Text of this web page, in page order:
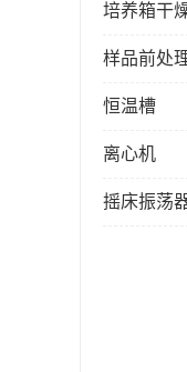
培养箱干
样品前处
恒温槽
离心机
摇床振荡